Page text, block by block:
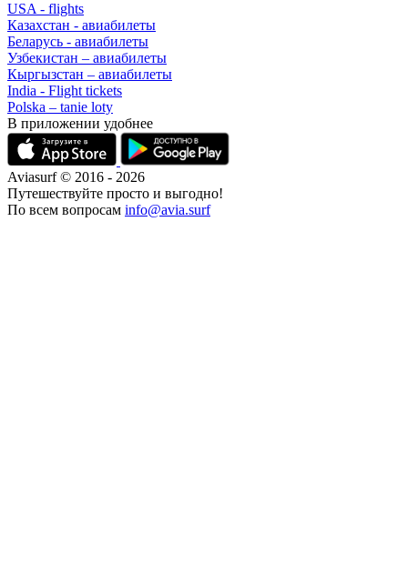
USA - flights
Казахстан - авиабилеты
Беларусь - авиабилеты
Узбекистан – авиабилеты
Кыргызстан – авиабилеты
India - Flight tickets
Polska – tanie loty
В приложении удобнее
Aviasurf © 2016 - 2026
Путешествуйте просто и выгодно!
По всем вопросам info@avia.surf